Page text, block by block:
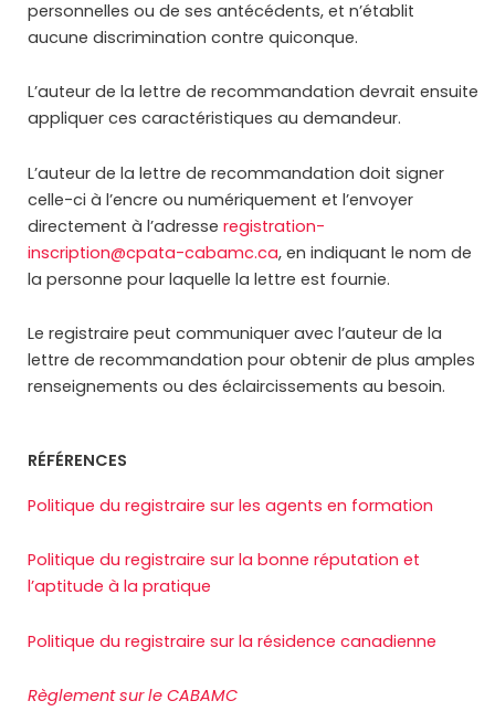
personnelles ou de ses antécédents, et n’établit
aucune discrimination contre quiconque.
L’auteur de la lettre de recommandation devrait ensuite
appliquer ces caractéristiques au demandeur.
L’auteur de la lettre de recommandation doit signer
celle-ci à l’encre ou numériquement et l’envoyer
directement à l’adresse registration-
inscription@cpata-cabamc.ca, en indiquant le nom de
la personne pour laquelle la lettre est fournie.
Le registraire peut communiquer avec l’auteur de la
lettre de recommandation pour obtenir de plus amples
renseignements ou des éclaircissements au besoin.
RÉFÉRENCES
Politique du registraire sur les agents en formation
Politique du registraire sur la bonne réputation et
l’aptitude à la pratique
Politique du registraire sur la résidence canadienne
Règlement sur le CABAMC